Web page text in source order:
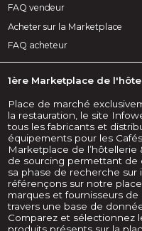
FAQ vendeur
Acheter sur la Marketplace
FAQ acheteur
1ère Marketplace de
Place de marché
la restauration, le site
tous les fabricants et
équipements pour les
Marketplace de
de sourcing permettant de
sa phase de recherche
référençons sur notre
marques et fournisseurs
travers une base de
Comparez et sélectionnez